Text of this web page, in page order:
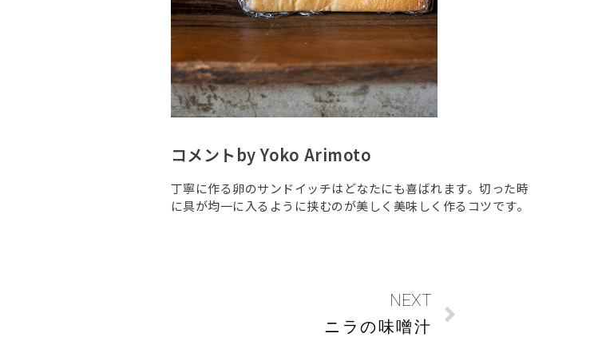
コメントby Yoko Arimoto
丁寧に作る卵のサンドイッチはどなたにも喜ばれます。切った時
に具が均一に入るように挟むのが美しく美味しく作るコツです。
NEXT
ニラの味噌汁